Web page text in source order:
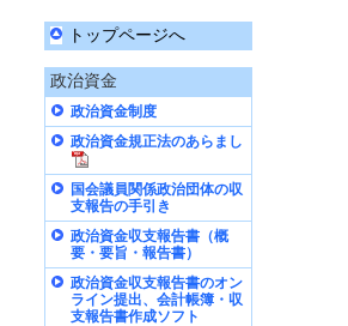
トップページへ
政治資金
政治資金制度
政治資金規正法のあらまし
国会議員関係政治団体の収
支報告の手引き
政治資金収支報告書（概
要・要旨・報告書）
政治資金収支報告書のオン
ライン提出、会計帳簿・収
支報告書作成ソフト